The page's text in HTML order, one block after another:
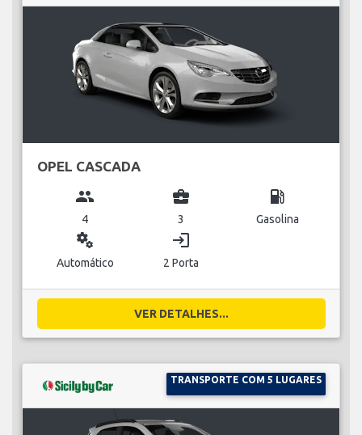
OPEL CASCADA
group
4
business_center
3
local_gas_station
Gasolina
miscellaneous_services
Automático
login
2 Porta
VER DETALHES...
TRANSPORTE COM 5 LUGARES